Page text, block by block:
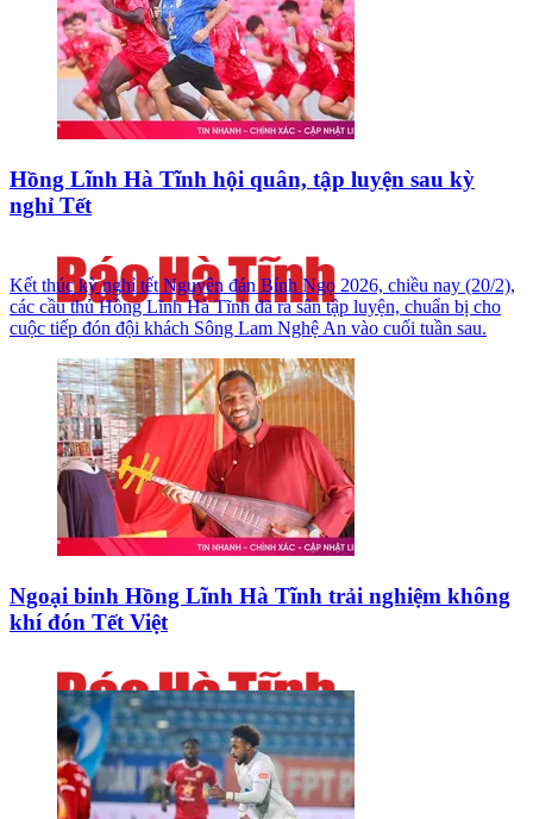
Hồng Lĩnh Hà Tĩnh hội quân, tập luyện sau kỳ
nghỉ Tết
Kết thúc kỳ nghỉ tết Nguyên đán Bính Ngọ 2026, chiều nay (20/2),
các cầu thủ Hồng Lĩnh Hà Tĩnh đã ra sân tập luyện, chuẩn bị cho
cuộc tiếp đón đội khách Sông Lam Nghệ An vào cuối tuần sau.
Ngoại binh Hồng Lĩnh Hà Tĩnh trải nghiệm không
khí đón Tết Việt